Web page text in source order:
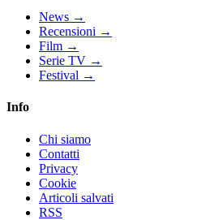
News →
Recensioni →
Film →
Serie TV →
Festival →
Info
Chi siamo
Contatti
Privacy
Cookie
Articoli salvati
RSS